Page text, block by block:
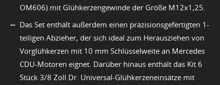
OM606) mit Glühkerzengewinde der Größe M12x1,25.
Das Set enthält außerdem einen präzisionsgefertigten 1-
teiligen Abzieher, der sich ideal zum Herausziehen von
Vorglühkerzen mit 10 mm Schlüsselweite an Mercedes
CDU-Motoren eignet. Darüber hinaus enthält das Kit 6
Stück 3/8 Zoll Dr. Universal-Glühkerzeneinsätze mit